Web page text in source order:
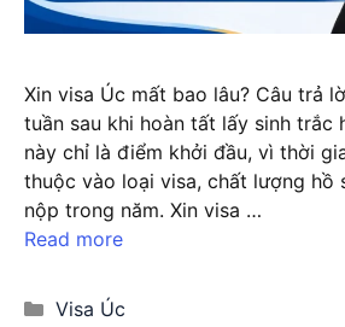
Xin visa Úc mất bao lâu? Câu trả
tuần sau khi hoàn tất lấy sinh trắc
này chỉ là điểm khởi đầu, vì thời
thuộc vào loại visa, chất lượng hồ
nộp trong năm. Xin visa …
Read more
Categories
Visa Úc